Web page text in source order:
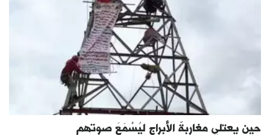
حين يعتلي مغاربةٌ الأبراج ليُسْمَعَ صوتهم